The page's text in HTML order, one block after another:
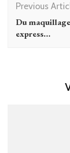
Previous
Du maquillage
express…